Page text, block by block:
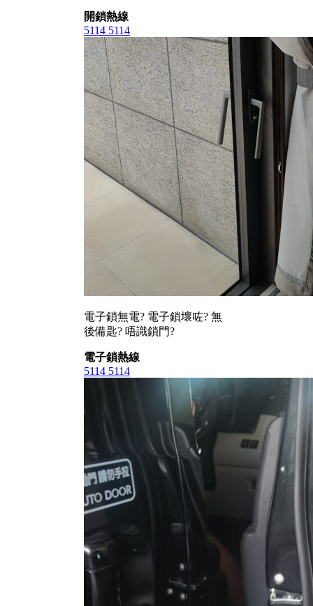
開鎖熱線
5114 5114
電子鎖無電? 電子鎖壞咗? 無
後備匙? 唔識鎖門?
電子鎖熱線
5114 5114